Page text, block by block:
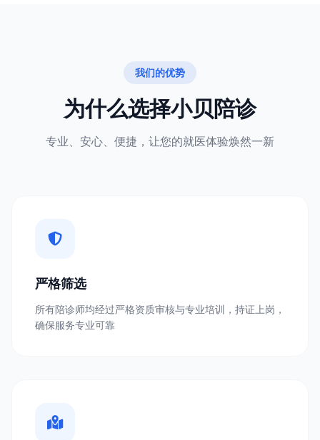
我们的优势
为什么选择小贝陪诊
专业、安心、便捷，让您的就医体验焕然一新
严格筛选
所有陪诊师均经过严格资质审核与专业培训，持证上岗，
确保服务专业可靠